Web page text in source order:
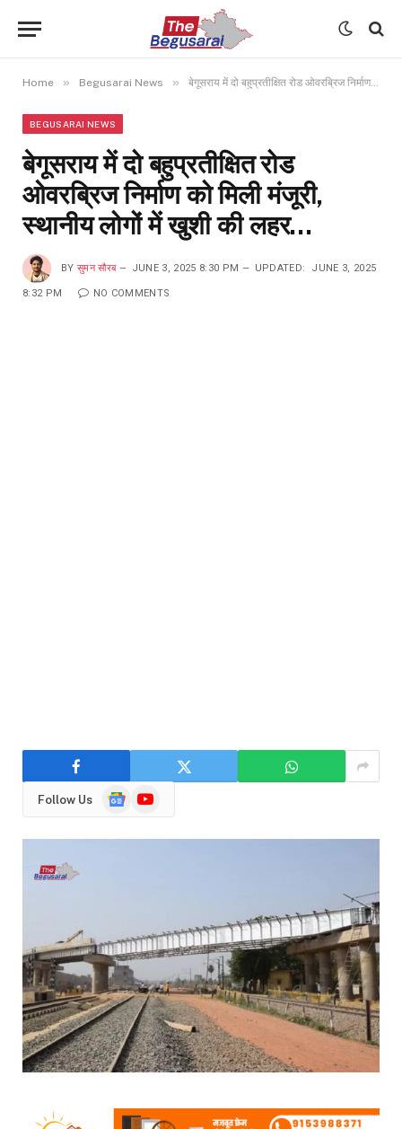
Home » Begusarai News » बेगूसराय में दो बहुप्रतीक्षित रोड ओवरब्रिज निर्माण को मिली मंजूरी, स्थानीय लोगों में खुशी की लहर…
BEGUSARAI NEWS
बेगूसराय में दो बहुप्रतीक्षित रोड
ओवरब्रिज निर्माण को मिली मंजूरी,
स्थानीय लोगों में खुशी की लहर…
BY सुमन सौरब JUNE 3, 2025 8:30 PM UPDATED: JUNE 3, 2025
8:32 PM NO COMMENTS
Follow Us
GoogleYouTube